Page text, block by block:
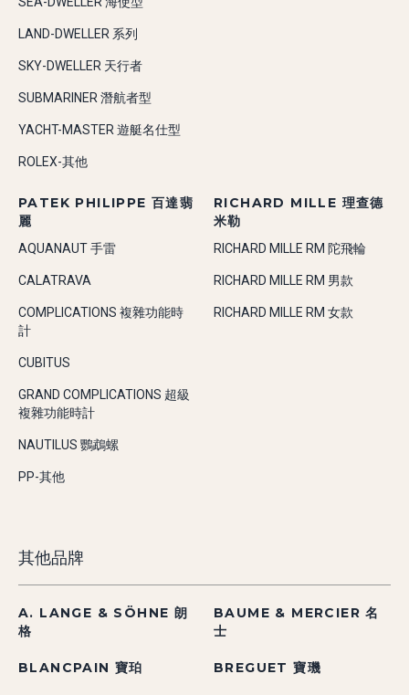
LAND-DWELLER 系列
SKY-DWELLER 天行者
SUBMARINER 潛航者型
YACHT-MASTER 遊艇名仕型
ROLEX-其他
PATEK PHILIPPE 百達翡
麗
AQUANAUT 手雷
CALATRAVA
COMPLICATIONS 複雜功能時
計
CUBITUS
GRAND COMPLICATIONS 超級
複雜功能時計
NAUTILUS 鸚鵡螺
PP-其他
RICHARD MILLE 理查德
米勒
RICHARD MILLE RM 陀飛輪
RICHARD MILLE RM 男款
RICHARD MILLE RM 女款
其他品牌
A. LANGE & SÖHNE 朗
格
BAUME & MERCIER 名
士
BLANCPAIN 寶珀 BREGUET 寶璣